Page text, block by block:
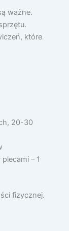
ważne.
które
20-30
– 1
fizycznej.